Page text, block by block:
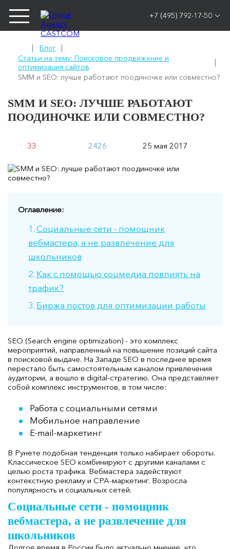
+7 (495) 792-17-50
Блог
Статьи на тему: Поисковое продвижение и
оптимизация сайтов
SMM и SEO: лучше работают поодиночке или совместно?
SMM И SEO: ЛУЧШЕ РАБОТАЮТ
ПООДИНОЧКЕ ИЛИ СОВМЕСТНО?
33 2426 25 мая 2017
Оглавление:
Социальные сети - помощник
вебмастера, а не развлечение для
школьников
Как с помощью соцмедиа повлиять на
трафик?
Биржа постов для оптимизации работы
SEO (Search engine optimization) - это комплекс
мероприятий, направленный на повышение позиций сайта
в поисковой выдаче. На Западе SEO в последнее время
перестало быть самостоятельным каналом привлечения
аудитории, а вошло в digital-стратегию. Она представляет
собой комплекс инструментов, в том числе:
Работа с социальными сетями
Мобильное направление
E-mail-маркетинг
В Рунете подобная тенденция только набирает обороты.
Классическое SEO комбинируют с другими каналами с
целью роста трафика. Вебмастера задействуют
контекстную рекламу и СРА-маркетинг. Возросла
популярность и социальных сетей.
Социальные сети - помощник
вебмастера, а не развлечение для
школьников